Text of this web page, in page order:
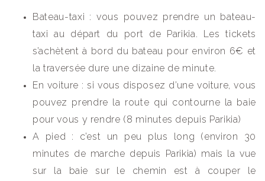
Bateau-taxi : vous pouvez prendre un bateau-
taxi au départ du port de Parikia. Les tickets
s’achètent à bord du bateau pour environ 6€ et
la traversée dure une dizaine de minute.
En voiture : si vous disposez d’une voiture, vous
pouvez prendre la route qui contourne la baie
pour vous y rendre (8 minutes depuis Parikia)
A pied : c’est un peu plus long (environ 30
minutes de marche depuis Parikia) mais la vue
sur la baie sur le chemin est à couper le